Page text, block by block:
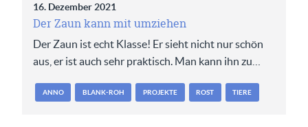
16. Dezember 2021
Der Zaun kann mit umziehen
Der Zaun ist echt Klasse! Er sieht nicht nur schön
aus, er ist auch sehr praktisch. Man kann ihn zu…
ANNO BLANK-ROH PROJEKTE ROST TIERE